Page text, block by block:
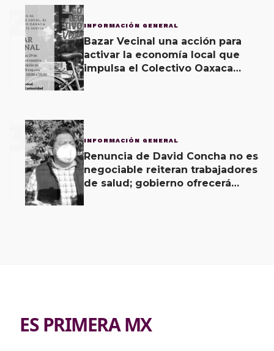
2 INFORMACIÓN GENERAL
Bazar Vecinal una acción para
activar la economía local que
impulsa el Colectivo Oaxaca
3 INFORMACIÓN GENERAL
Renuncia de David Concha no es
negociable reiteran trabajadores
de salud; gobierno ofrecerá
ES PRIMERA MX